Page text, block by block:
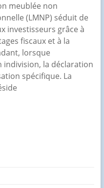
meublée non
(LMNP) séduit de
investisseurs grâce à
fiscaux et à la
lorsque
indivision, la déclaration
spécifique. La